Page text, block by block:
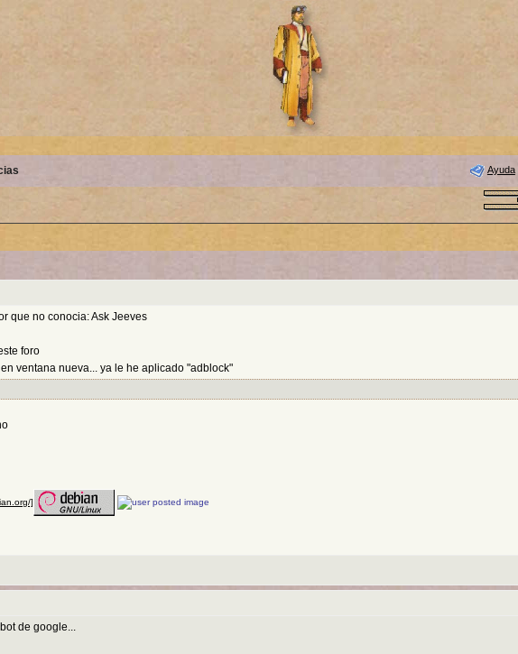
Ayuda
que no conocia: Ask Jeeves
foro
ventana nueva... ya le he aplicado "adblock"
]
de google...